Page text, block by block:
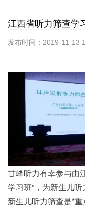
江西省听力筛查学
发布时间：2019-11-13
甘峰听力有幸参与由
学习班”，为新生儿
新生儿听力筛查是*